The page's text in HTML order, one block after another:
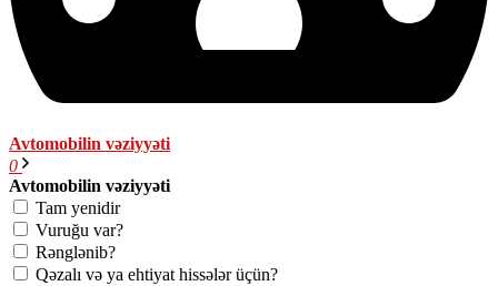
Avtomobilin vəziyyəti
0
Avtomobilin vəziyyəti
Tam yenidir
Vuruğu var?
Rənglənib?
Qəzalı və ya ehtiyat hissələr üçün?